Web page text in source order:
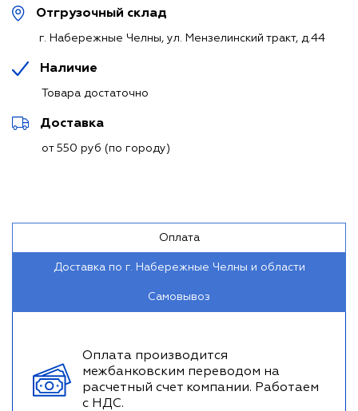
Отгрузочный склад
г. Набережные Челны, ул. Мензелинский тракт, д.44
Наличие
Товара достаточно
Доставка
от 550 руб (по городу)
Оплата
Доставка по г. Набережные Челны и области
Самовывоз
Оплата производится
межбанковским переводом на
расчетный счет компании. Работаем
с НДС.